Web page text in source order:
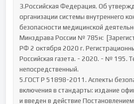
3.Российская Федерация. Об
организации системы внутреннего
безопасности медицинской
Минздрава России № 785н:
РФ 2 октября 2020 г.
Российская газета. - 2020. - № 195.
непосредственный.
5.ГОСТ Р 51898-2011. Аспекты
включения в стандарты: издание
и введен в действие